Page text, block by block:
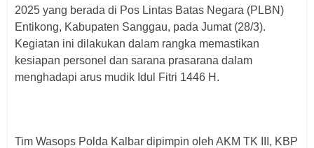
2025 yang berada di Pos Lintas Batas Negara (PLBN)
Entikong, Kabupaten Sanggau, pada Jumat (28/3).
Kegiatan ini dilakukan dalam rangka memastikan
kesiapan personel dan sarana prasarana dalam
menghadapi arus mudik Idul Fitri 1446 H.
Tim Wasops Polda Kalbar dipimpin oleh AKM TK III, KBP